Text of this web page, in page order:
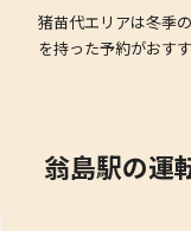
猪苗代エリアは冬季
を持った予約がおすす
翁島駅の運